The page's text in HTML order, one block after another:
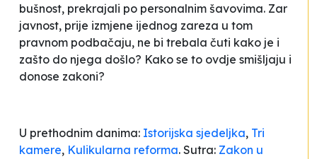
bušnost, prekrajali po personalnim šavovima. Zar
javnost, prije izmjene ijednog zareza u tom
pravnom podbačaju, ne bi trebala čuti kako je i
zašto do njega došlo? Kako se to ovdje smišljaju i
donose zakoni?
U prethodnim danima: Istorijska sjedeljka, Tri
kamere, Kulikularna reforma. Sutra: Zakon u